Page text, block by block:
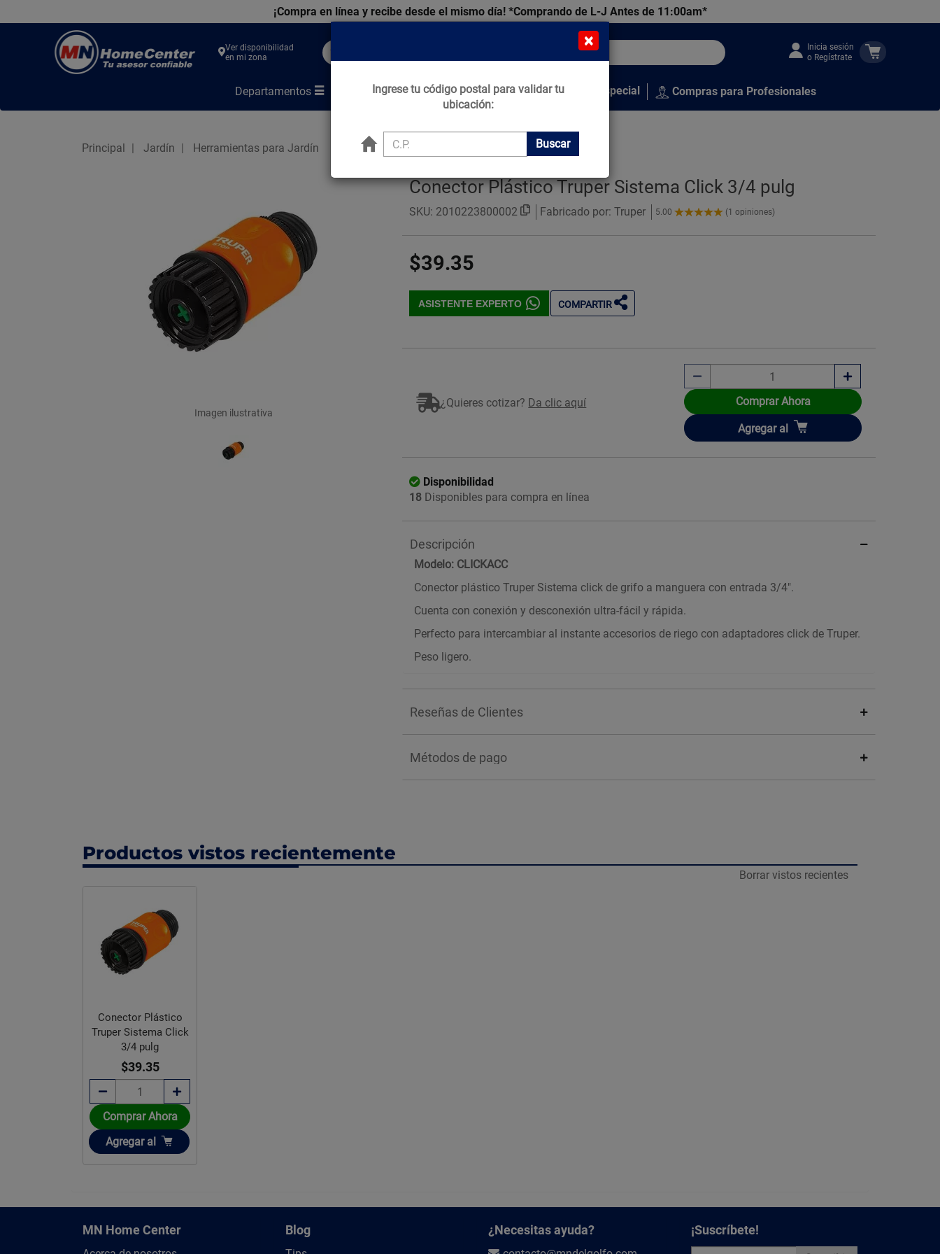
¡Compra en línea y recibe desde el mismo día! *Comprando de L-J Antes de 11:00am*
Center
Ver disponibilidad
en mi zona
Inicia sesión
o Regístrate
Departamentos Marcas Tips que Construyen Venta Especial Compras para Profesionales
Principal Jardín Herramientas para Jardín
Imagen ilustrativa
Conector Plástico Truper Sistema Click 3/4 pulg
SKU: 2010223800002 Fabricado por: Truper 5.00
5.00
(1 opiniones)
$39.35
ASISTENTE EXPERTO COMPARTIR
¿Quieres cotizar? Da clic aquí
Comprar Ahora
Añadir
Agregar al
Disponibilidad
18 Disponibles para compra en línea
Descripción
Modelo: CLICKACC
Conector plástico Truper Sistema click de grifo a manguera con entrada 3/4".
Cuenta con conexión y desconexión ultra-fácil y rápida.
Perfecto para intercambiar al instante accesorios de riego con adaptadores click de Truper.
Peso ligero.
Reseñas de Clientes
Métodos de pago
Productos vistos recientemente
Borrar vistos recientes
Conector Plástico
Truper Sistema Click
3/4 pulg
$39.35
Comprar Ahora
Añadir
Agregar al
MN Home Center Blog ¿Necesitas ayuda? ¡Suscríbete!
×
Ingrese tu código postal para validar tu
ubicación:
Buscar